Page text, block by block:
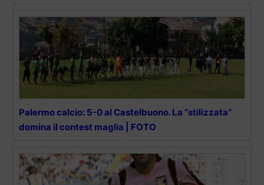
Palermo calcio: 5-0 al Castelbuono. La “stilizzata”
domina il contest maglia | FOTO